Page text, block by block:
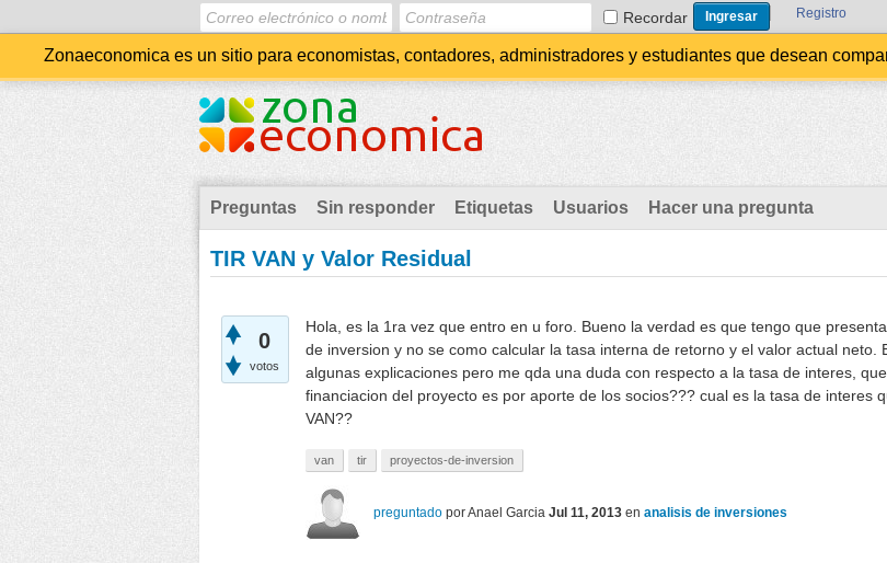
Recordar Registro
Zonaeconomica es un sitio para economistas, contadores, administradores y estudiantes que desean
Preguntas Sin responder Etiquetas Usuarios Hacer una pregunta
TIR VAN y Valor Residual
0
votos
Hola, es la 1ra vez que entro en u foro. Bueno la verdad es que tengo que
de inversion y no se como calcular la tasa interna de retorno y el valor actual neto.
algunas explicaciones pero me qda una duda con respecto a la tasa de interes,
financiacion del proyecto es por aporte de los socios??? cual es la tasa de interes
VAN??
van tir proyectos-de-inversion
preguntado porAnael Garcia Jul 11, 2013 en analisis de inversiones